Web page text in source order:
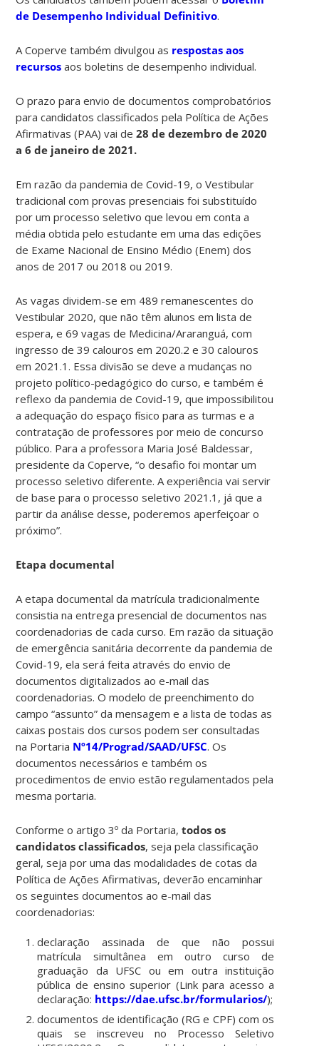
de Desempenho Individual Definitivo.
A Coperve também divulgou as respostas aos
recursos aos boletins de desempenho individual.
O prazo para envio de documentos comprobatórios
para candidatos classificados pela Política de Ações
Afirmativas (PAA) vai de28 de dezembro de 2020
a 6 de janeiro de 2021.
Em razão da pandemia de Covid-19, o Vestibular
tradicional com provas presenciais foi substituído
por um processo seletivo que levou em conta a
média obtida pelo estudante em uma das edições
de Exame Nacional de Ensino Médio (Enem) dos
anos de 2017 ou 2018 ou 2019.
As vagas dividem-se em 489 remanescentes do
Vestibular 2020, que não têm alunos em lista de
espera, e 69 vagas de Medicina/Araranguá, com
ingresso de 39 calouros em 2020.2 e 30 calouros
em 2021.1. Essa divisão se deve a mudanças no
projeto político-pedagógico do curso, e também é
reflexo da pandemia de Covid-19, que impossibilitou
a adequação do espaço físico para as turmas e a
contratação de professores por meio de concurso
público. Para a professora Maria José Baldessar,
presidente da Coperve, “o desafio foi montar um
processo seletivo diferente. A experiência vai servir
de base para o processo seletivo 2021.1, já que a
partir da análise desse, poderemos aperfeiçoar o
próximo”.
Etapa documental
A etapa documental da matrícula tradicionalmente
consistia na entrega presencial de documentos nas
coordenadorias de cada curso. Em razão da situação
de emergência sanitária decorrente da pandemia de
Covid-19, ela será feita através do envio de
documentos digitalizados ao e-mail das
coordenadorias. O modelo de preenchimento do
campo “assunto” da mensagem e a lista de todas as
caixas postais dos cursos podem ser consultadas
na Portaria Nº14/Prograd/SAAD/UFSC. Os
documentos necessários e também os
procedimentos de envio estão regulamentados pela
mesma portaria.
Conforme o artigo 3º da Portaria,todos os
candidatos classificados, seja pela classificação
geral, seja por uma das modalidades de cotas da
Política de Ações Afirmativas, deverão encaminhar
os seguintes documentos ao e-mail das
coordenadorias:
declaração assinada de que não possui
matrícula simultânea em outro curso de
graduação da UFSC ou em outra instituição
pública de ensino superior (Link para acesso a
declaração: https://dae.ufsc.br/formularios/);
documentos de identificação (RG e CPF) com os
quais se inscreveu no Processo Seletivo